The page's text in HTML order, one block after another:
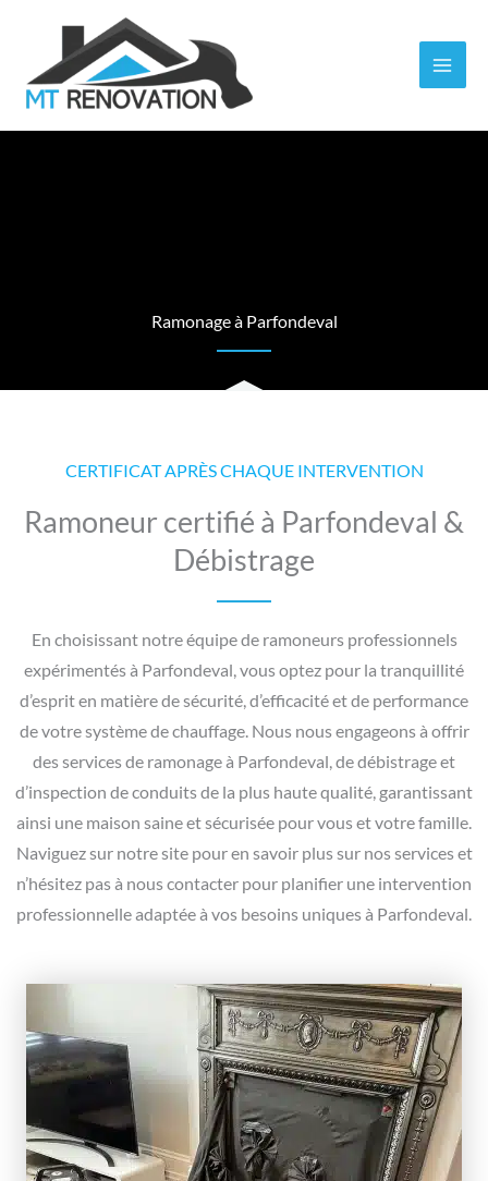
contenu
Ramonage à Parfondeval
CERTIFICAT APRÈS CHAQUE INTERVENTION
Ramoneur certifié à Parfondeval &
Débistrage
En choisissant notre équipe de ramoneurs professionnels
expérimentés à Parfondeval, vous optez pour la tranquillité
d’esprit en matière de sécurité, d’efficacité et de performance
de votre système de chauffage. Nous nous engageons à offrir
des services de ramonage à Parfondeval, de débistrage et
d’inspection de conduits de la plus haute qualité, garantissant
ainsi une maison saine et sécurisée pour vous et votre famille.
Naviguez sur notre site pour en savoir plus sur nos services et
n’hésitez pas à nous contacter pour planifier une intervention
professionnelle adaptée à vos besoins uniques à Parfondeval.